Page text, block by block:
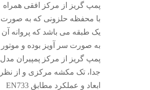
پمپ گریز از مرکز افقی همراه
با محفظه حلزونی که به صورت
یک طبقه می باشد که پروانه آن
به صورت سر آویز بوده و موتور
پمپ گریز از مرکز پمپیران مدل
جدا، تک مکشه مرکزی و از نظر
ابعاد و عملکرد مطابق EN733